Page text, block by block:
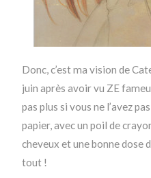
Donc, c’est ma vision de
juin après avoir vu ZE
pas plus si vous ne l’avez
papier, avec un poil de
cheveux et une bonne dose
tout !